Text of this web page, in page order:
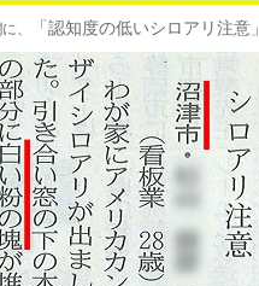
、 「認知度の低いシロアリ注意」